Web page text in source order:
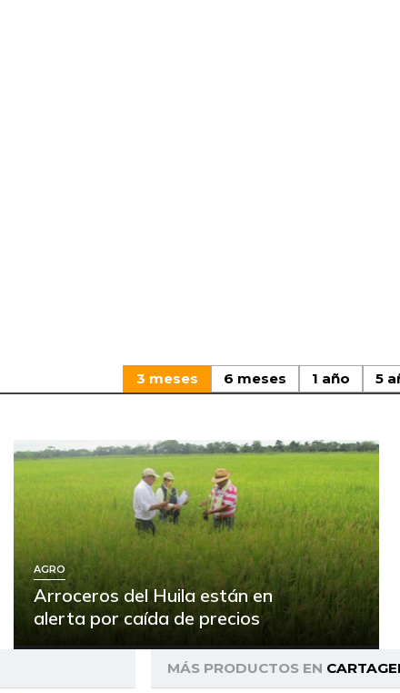
3 meses 6 meses 1 año 5
AGRO
Arroceros del Huila están en
alerta por caída de precios
MÁS PRODUCTOS EN